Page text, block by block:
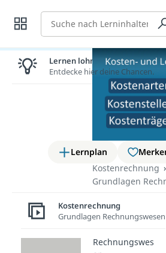
Suche
Lernplan
Kostenrechnung
Grundlagen
Kosten-
(KLR)
Lernen lohnt sich!
Entdecke hier deine Chancen.
Kostenrechnung
Grundlagen Rechnungswesen
Rechnungswes